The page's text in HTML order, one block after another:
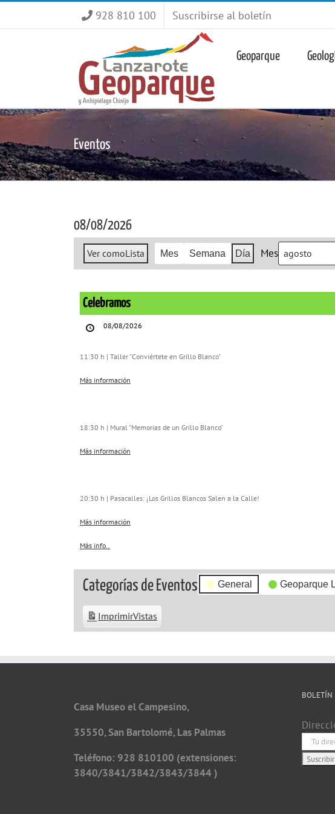
928 810 100 Suscribirse al boletín
Geoparque
Eventos
08/08/2026
Ver comoLista Mes Semana Día Mes
Celebramos
08/08/2026
11:30 h | Taller "Conviértete en Grillo Blanco"
Más información
18:30 h | Mural "Memorias de un Grillo Blanco"
Más información
20:30 h | Pasacalles: ¡Los Grillos Blancos Salen a la Calle!
Más información
Más info..
Categorías de Eventos General Geoparque
ImprimirVistas
Casa Museo el Campesino,
35550, San Bartolomé, Las Palmas
Teléfono: 928 810100 (extensiones:
3840/3841/3842/3843/3844 )
BOLETÍN